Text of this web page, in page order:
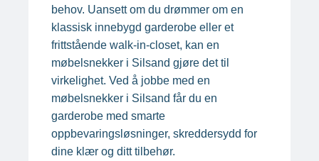
behov. Uansett om du drømmer om en
klassisk innebygd garderobe eller et
frittstående walk-in-closet, kan en
møbelsnekker i Silsand gjøre det til
virkelighet. Ved å jobbe med en
møbelsnekker i Silsand får du en
garderobe med smarte
oppbevaringsløsninger, skreddersydd for
dine klær og ditt tilbehør.